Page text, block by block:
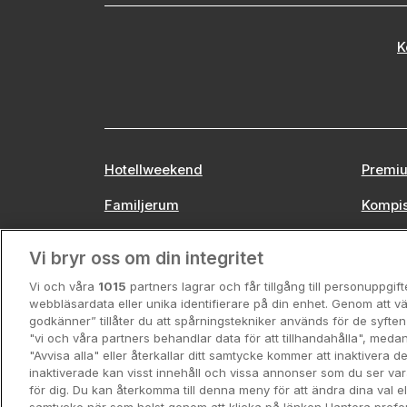
Hotellweekend
Familjerum
Vi bryr oss om din integritet
Vi och våra 1015 partners lagrar och får tillgång till
webbläsardata eller unika identifierare på din enhet. Genom att
godkänner” tillåter du att spårningstekniker används för de
"vi och våra partners behandlar data för att tillhandahålla",
"Avvisa alla" eller återkallar ditt samtycke kommer att inaktivera
inaktiverade kan visst innehåll och vissa annonser som du ser
för dig. Du kan återkomma till denna meny för att ändra dina val